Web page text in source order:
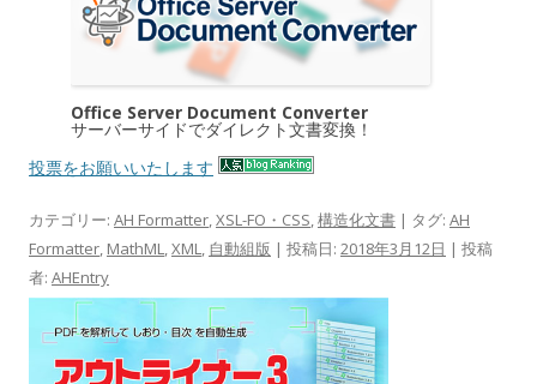
Office Server Document Converter
サーバーサイドでダイレクト文書変換！
投票をお願いいたします
カテゴリー: AH Formatter,XSL-FO・CSS,構造化文書 | タグ: AH
Formatter, MathML,XML, 自動組版 | 投稿日: 2018年3月12日 | 投稿
者: AHEntry